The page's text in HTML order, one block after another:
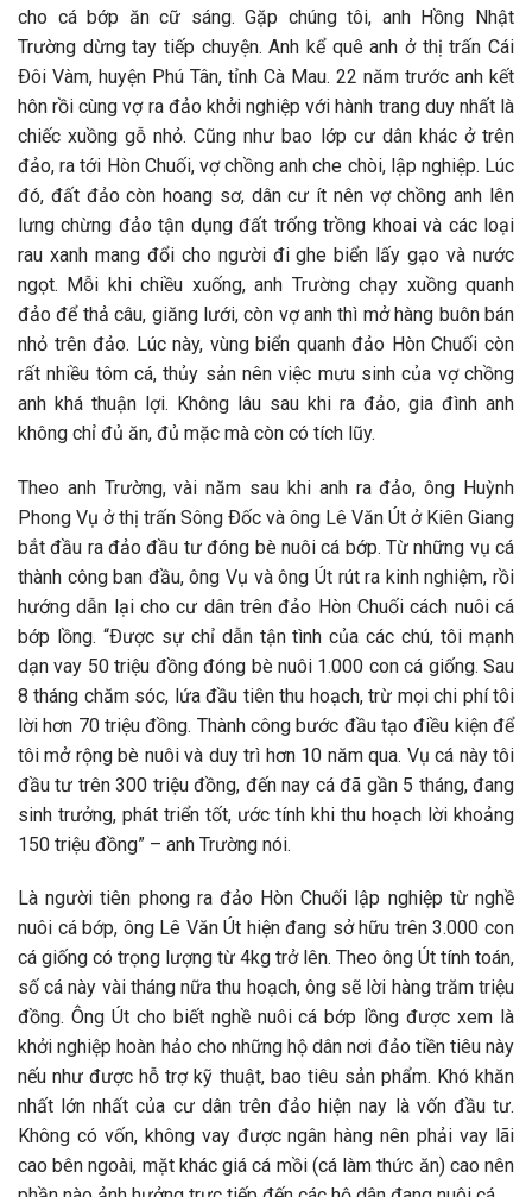
cho cá bớp ăn cữ sáng. Gặp chúng tôi, anh Hồng Nhật
Trường dừng tay tiếp chuyện. Anh kể quê anh ở thị trấn Cái
Ðôi Vàm, huyện Phú Tân, tỉnh Cà Mau. 22 năm trước anh kết
hôn rồi cùng vợ ra đảo khởi nghiệp với hành trang duy nhất là
chiếc xuồng gỗ nhỏ. Cũng như bao lớp cư dân khác ở trên
đảo, ra tới Hòn Chuối, vợ chồng anh che chòi, lập nghiệp. Lúc
đó, đất đảo còn hoang sơ, dân cư ít nên vợ chồng anh lên
lưng chừng đảo tận dụng đất trống trồng khoai và các loại
rau xanh mang đổi cho người đi ghe biển lấy gạo và nước
ngọt. Mỗi khi chiều xuống, anh Trường chạy xuồng quanh
đảo để thả câu, giăng lưới, còn vợ anh thì mở hàng buôn bán
nhỏ trên đảo. Lúc này, vùng biển quanh đảo Hòn Chuối còn
rất nhiều tôm cá, thủy sản nên việc mưu sinh của vợ chồng
anh khá thuận lợi. Không lâu sau khi ra đảo, gia đình anh
không chỉ đủ ăn, đủ mặc mà còn có tích lũy.
Theo anh Trường, vài năm sau khi anh ra đảo, ông Huỳnh
Phong Vụ ở thị trấn Sông Ðốc và ông Lê Văn Út ở Kiên Giang
bắt đầu ra đảo đầu tư đóng bè nuôi cá bớp. Từ những vụ cá
thành công ban đầu, ông Vụ và ông Út rút ra kinh nghiệm, rồi
hướng dẫn lại cho cư dân trên đảo Hòn Chuối cách nuôi cá
bớp lồng. “Ðược sự chỉ dẫn tận tình của các chú, tôi mạnh
dạn vay 50 triệu đồng đóng bè nuôi 1.000 con cá giống. Sau
8 tháng chăm sóc, lứa đầu tiên thu hoạch, trừ mọi chi phí tôi
lời hơn 70 triệu đồng. Thành công bước đầu tạo điều kiện để
tôi mở rộng bè nuôi và duy trì hơn 10 năm qua. Vụ cá này tôi
đầu tư trên 300 triệu đồng, đến nay cá đã gần 5 tháng, đang
sinh trưởng, phát triển tốt, ước tính khi thu hoạch lời khoảng
150 triệu đồng” – anh Trường nói.
Là người tiên phong ra đảo Hòn Chuối lập nghiệp từ nghề
nuôi cá bớp, ông Lê Văn Út hiện đang sở hữu trên 3.000 con
cá giống có trọng lượng từ 4kg trở lên. Theo ông Út tính toán,
số cá này vài tháng nữa thu hoạch, ông sẽ lời hàng trăm triệu
đồng. Ông Út cho biết nghề nuôi cá bớp lồng được xem là
khởi nghiệp hoàn hảo cho những hộ dân nơi đảo tiền tiêu này
nếu như được hỗ trợ kỹ thuật, bao tiêu sản phẩm. Khó khăn
nhất lớn nhất của cư dân trên đảo hiện nay là vốn đầu tư.
Không có vốn, không vay được ngân hàng nên phải vay lãi
cao bên ngoài, mặt khác giá cá mồi (cá làm thức ăn) cao nên